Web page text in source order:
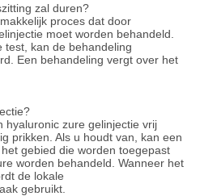
zal duren?
proces dat door
moet worden behandeld.
test, kan de behandeling
Een behandeling vergt over het
hyaluronic zure gelinjectie vrij
prikken. Als u houdt van, kan een
gebied die worden toegepast
worden behandeld. Wanneer het
de lokale
gebruikt.